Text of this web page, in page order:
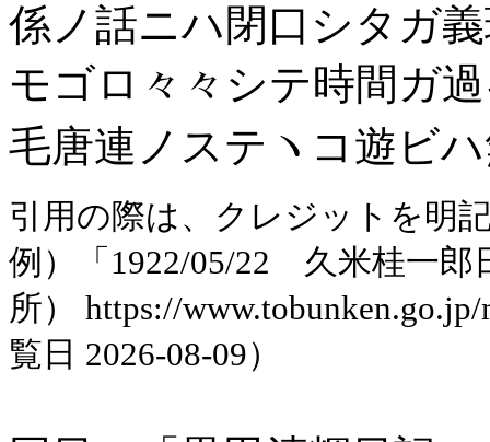
係ノ話ニハ閉口シタガ
モゴロ々々シテ時間ガ
毛唐連ノステヽコ遊ビ
引用の際は、クレジットを明
例）「1922/05/22 久米桂一郎
所） https://
覧日 2026-08-09）